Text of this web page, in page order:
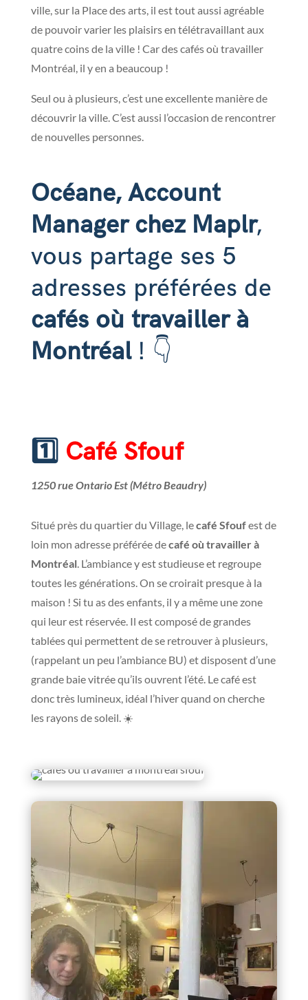
ville, sur la Place des arts, il est tout aussi agréable
de pouvoir varier les plaisirs en télétravaillant aux
quatre coins de la ville ! Car des cafés où travailler
Montréal, il y en a beaucoup !
Seul ou à plusieurs, c’est une excellente manière de
découvrir la ville. C’est aussi l’occasion de rencontrer
de nouvelles personnes.
Océane, Account
Manager chez Maplr,
vous partage ses 5
adresses préférées de
cafés où travailler à
Montréal! 👇
1️⃣ Café Sfouf
1250 rue Ontario Est (Métro Beaudry)
Situé près du quartier du Village, lecafé Sfoufest de
loin mon adresse préférée decafé où travailler à
Montréal. L’ambiance y est studieuse et regroupe
toutes les générations. On se croirait presque à la
maison ! Si tu as des enfants, il y a même une zone
qui leur est réservée. Il est composé de grandes
tablées qui permettent de se retrouver à plusieurs,
(rappelant un peu l’ambiance BU) et disposent d’une
grande baie vitrée qu’ils ouvrent l’été. Le café est
donc très lumineux, idéal l’hiver quand on cherche
les rayons de soleil. ☀️